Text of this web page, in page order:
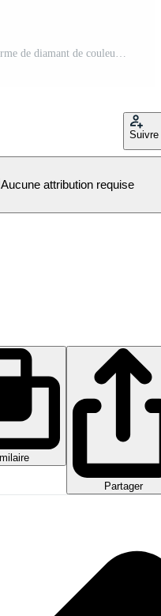
Suivre
Aucune attribution requise
Partager